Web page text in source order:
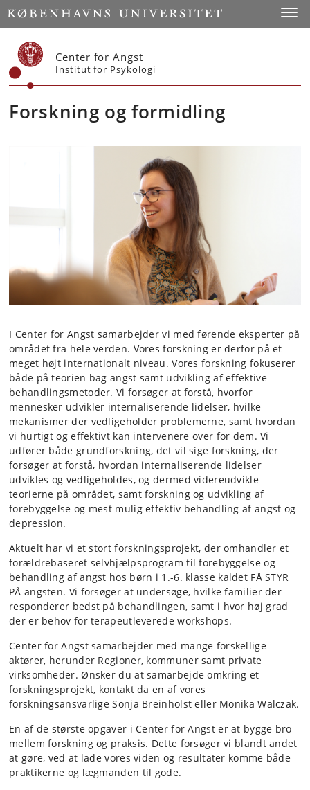
Start
Center for Angst
Institut for Psykologi
Forskning og formidling
I Center for Angst samarbejder vi med førende eksperter på
området fra hele verden. Vores forskning er derfor på et
meget højt internationalt niveau. Vores forskning fokuserer
både på teorien bag angst samt udvikling af effektive
behandlingsmetoder. Vi forsøger at forstå, hvorfor
mennesker udvikler internaliserende lidelser, hvilke
mekanismer der vedligeholder problemerne, samt hvordan
vi hurtigt og effektivt kan intervenere over for dem. Vi
udfører både grundforskning, det vil sige forskning, der
forsøger at forstå, hvordan internaliserende lidelser
udvikles og vedligeholdes, og dermed videreudvikle
teorierne på området, samt forskning og udvikling af
forebyggelse og mest mulig effektiv behandling af angst og
depression.
Aktuelt har vi et stort forskningsprojekt, der omhandler et
forældrebaseret selvhjælpsprogram til forebyggelse og
behandling af angst hos børn i 1.-6. klasse kaldet FÅ STYR
PÅ angsten. Vi forsøger at undersøge, hvilke familier der
responderer bedst på behandlingen, samt i hvor høj grad
der er behov for terapeutleverede workshops.
Center for Angst samarbejder med mange forskellige
aktører, herunder Regioner, kommuner samt private
virksomheder. Ønsker du at samarbejde omkring et
forskningsprojekt, kontakt da en af vores
forskningsansvarlige Sonja Breinholst eller Monika Walczak.
En af de største opgaver i Center for Angst er at bygge bro
mellem forskning og praksis. Dette forsøger vi blandt andet
at gøre, ved at lade vores viden og resultater komme både
praktikerne og lægmanden til gode.